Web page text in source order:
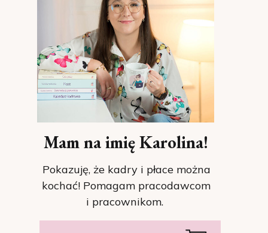
Pokazuję, że kadry i płace można
kochać! Pomagam pracodawcom
i pracownikom.
Mam na imię Karolina!